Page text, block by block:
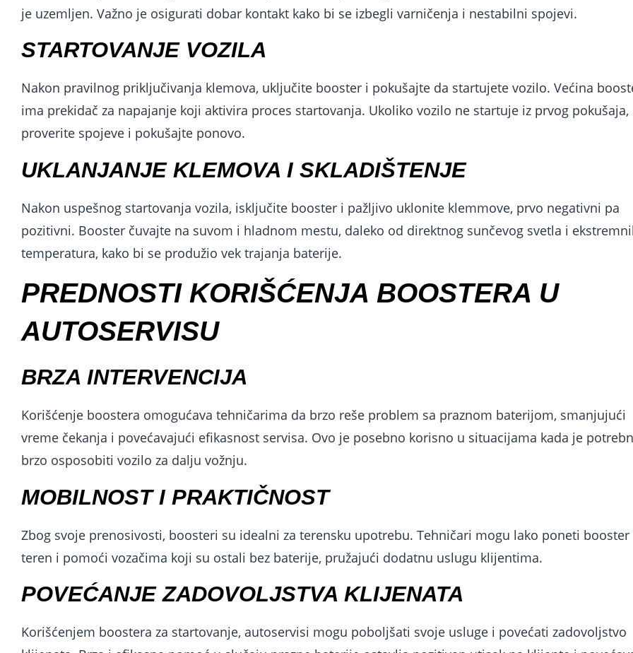
je uzemljen. Važno je osigurati dobar kontakt kako bi se izbegli varničenja i nestabilni spojevi.
STARTOVANJE VOZILA
Nakon pravilnog priključivanja klemova, uključite booster i pokušajte da startujete vozilo. Većina
ima prekidač za napajanje koji aktivira proces startovanja. Ukoliko vozilo ne startuje iz prvog pokušaja,
proverite spojeve i pokušajte ponovo.
UKLANJANJE KLEMOVA I SKLADIŠTENJE
Nakon uspešnog startovanja vozila, isključite booster i pažljivo uklonite klemmove, prvo negativni pa
pozitivni. Booster čuvajte na suvom i hladnom mestu, daleko od direktnog sunčevog svetla i
temperatura, kako bi se produžio vek trajanja baterije.
PREDNOSTI KORIŠĆENJA BOOSTERA U
AUTOSERVISU
BRZA INTERVENCIJA
Korišćenje boostera omogućava tehničarima da brzo reše problem sa praznom baterijom, smanjujući
vreme čekanja i povećavajući efikasnost servisa. Ovo je posebno korisno u situacijama kada je
brzo osposobiti vozilo za dalju vožnju.
MOBILNOST I PRAKTIČNOST
Zbog svoje prenosivosti, boosteri su idealni za terensku upotrebu. Tehničari mogu lako poneti booster
teren i pomoći vozačima koji su ostali bez baterije, pružajući dodatnu uslugu klijentima.
POVEĆANJE ZADOVOLJSTVA KLIJENATA
Korišćenjem boostera za startovanje, autoservisi mogu poboljšati svoje usluge i povećati zadovoljstvo